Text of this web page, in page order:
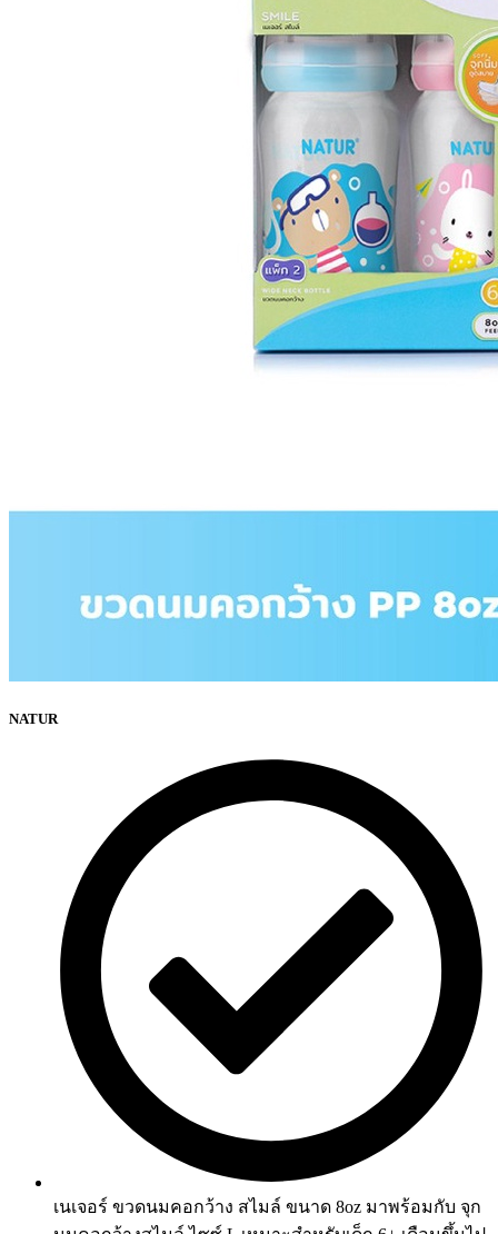
NATUR
เนเจอร์ ขวดนมคอกว้าง สไมล์ ขนาด 8oz มาพร้อมกับ จุก